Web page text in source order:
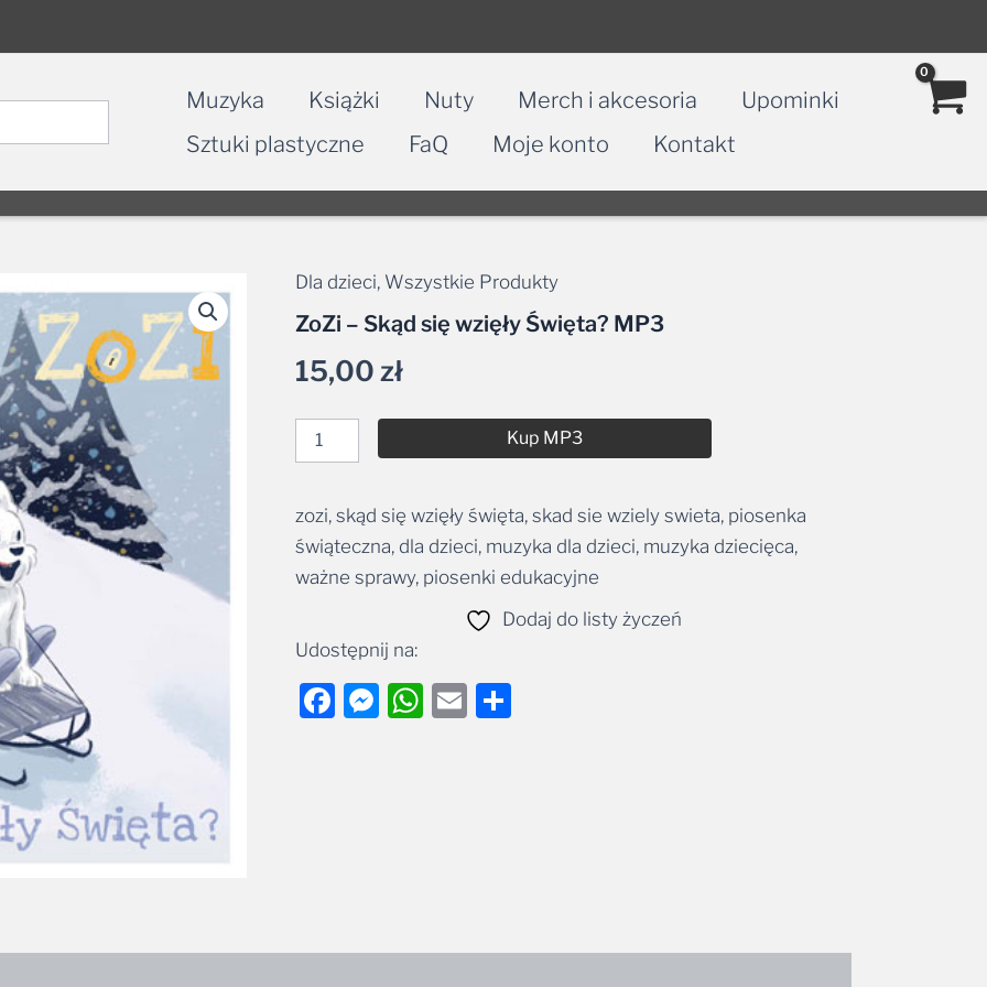
Muzyka Książki Nuty Merch i akcesoria
Upominki
Sztuki plastyczne
FaQ Moje konto Kontakt
Dla dzieci, Wszystkie Produkty
ZoZi – Skąd się wzięły Święta? MP3
15,00zł
ilość
–
się
Święta?
MP3
Kup MP3
Alternative:
zozi, skąd się wzięły święta, skad sie wziely swieta, piosenka
świąteczna, dla dzieci, muzyka dla dzieci, muzyka dziecięca,
ważne sprawy, piosenki edukacyjne
Dodaj do listy życzeń
Udostępnij na:
Facebook
Messenger
WhatsApp
EmailShare